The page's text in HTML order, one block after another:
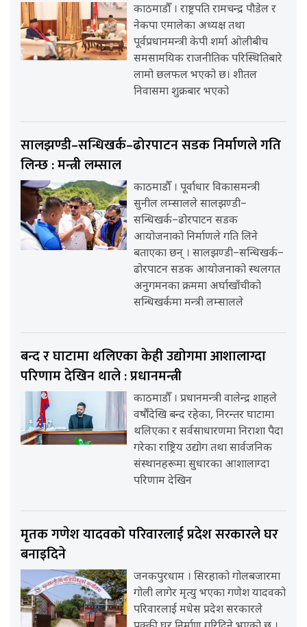
काठमाडौँ । राष्ट्रपति रामचन्द्र पौडेल र
नेकपा एमालेका अध्यक्ष तथा
पूर्वप्रधानमन्त्री केपी शर्मा ओलीबीच
समसामयिक राजनीतिक परिस्थितिबारे
लामो छलफल भएको छ। शीतल
निवासमा शुक्रबार भएको
सालझण्डी–सन्धिखर्क–ढोरपाटन सडक निर्माणले गति
लिन्छ : मन्त्री लम्साल
काठमाडौँ । पूर्वाधार विकासमन्त्री
सुनील लम्सालले सालझण्डी–
सन्धिखर्क–ढोरपाटन सडक
आयोजनाको निर्माणले गति लिने
बताएका छन् । सालझण्डी–सन्धिखर्क–
ढोरपाटन सडक आयोजनाको स्थलगत
अनुगमनका क्रममा अर्घाखाँचीको
सन्धिखर्कमा मन्त्री लम्सालले
बन्द र घाटामा थलिएका केही उद्योगमा आशालाग्दा
परिणाम देखिन थाले : प्रधानमन्त्री
काठमाडौँ । प्रधानमन्त्री वालेन्द्र शाहले
वर्षौंदेखि बन्द रहेका, निरन्तर घाटामा
थलिएका र सर्वसाधारणमा निराशा पैदा
गरेका राष्ट्रिय उद्योग तथा सार्वजनिक
संस्थानहरूमा सुधारका आशालाग्दा
परिणाम देखिन
मृतक गणेश यादवको परिवारलाई प्रदेश सरकारले घर
बनाइदिने
जनकपुरधाम । सिरहाको गोलबजारमा
गोली लागेर मृत्यु भएका गणेश यादवको
परिवारलाई मधेस प्रदेश सरकारले